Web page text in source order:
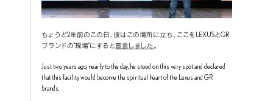
ちょうど2年前のこの日、彼はこの場所に立ち、ここをLEXUSとGR
ブランドの“現場”にすると宣言しました。
Just two years ago, nearly to the day, he stood on this very spot and declared
that this facility would become the spiritual heart of the Lexus and GR
brands.